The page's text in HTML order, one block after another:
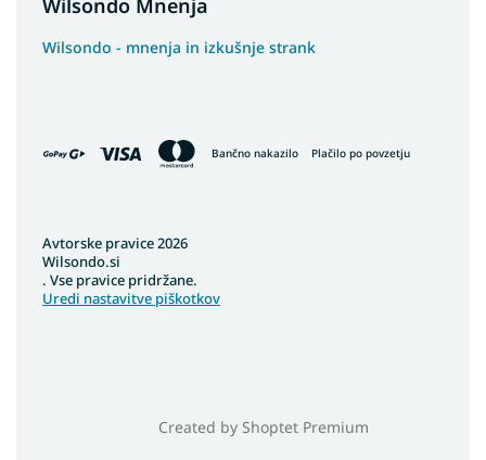
Wilsondo - mnenja in izkušnje strank
Bančno nakazilo Plačilo po povzetju
Created by Shoptet Premium
Avtorske pravice 2026
Wilsondo.si
. Vse pravice pridržane.
Uredi nastavitve piškotkov